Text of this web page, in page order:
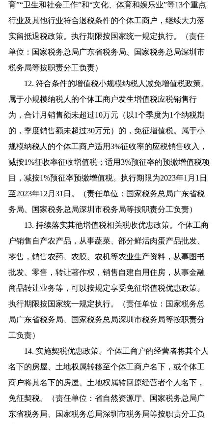
育”“卫生和社会工作”和“文化、体育和娱乐业”等13个重点
行业及其他行业符合退税条件的个体工商户，继续大力落
实留抵退税政策。执行期限按国家统一规定执行。（责任
单位：国家税务总局广东省税务局、国家税务总局深圳市
税务局等按职责分工负责）
12. 符合条件的增值税小规模纳税人减免增值税政策。
属于小规模纳税人的个体工商户发生增值税应税销售行
为，合计月销售额未超过10万元（以1个季度为1个纳税期
的，季度销售额未超过30万元）的，免征增值税。属于小
规模纳税人的个体工商户适用3%征收率的应税销售收入，
减按1%征收率征收增值税；适用3%预征率的预缴增值税项
目，减按1%预征率预缴增值税。执行期限为2023年1月1日
至2023年12月31日。（责任单位：国家税务总局广东省税
务局、国家税务总局深圳市税务局等按职责分工负责）
13. 持续落实其他增值税相关税收优惠政策。个体工商
户销售自产农产品，从事蔬菜、部分鲜活肉蛋产品批发、
零售，销售农药、农膜、农机等农业生产资料，从事图书
批发、零售，转让著作权，销售自建自用住房，从事金融
商品转让业务等，可以按规定享受免征增值税优惠政策。
执行期限按国家统一规定执行。（责任单位：国家税务总
局广东省税务局、国家税务总局深圳市税务局等按职责分
工负责）
14. 实施契税优惠政策。个体工商户的经营者将其个人
名下的房屋、土地权属转移至个体工商户名下，或个体工
商户将其名下的房屋、土地权属转回原经营者个人名下，
免征契税。（责任单位：省自然资源厅、国家税务总局广
东省税务局、国家税务总局深圳市税务局等按职责分工负